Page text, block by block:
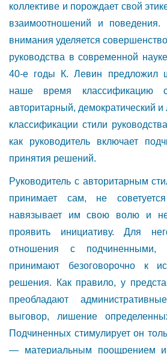
коллективе и порождает свой
взаимоотношений и
внимания уделяется
руководства в современной
40-е годы К. Левин предложил
наше время классификацию
авторитарный, демократический
классификации стили
как руководитель включает
принятия решений.
Руководитель с авторитарным
принимает сам, не
навязывает им свою волю и
проявить инициативу. Для
отношения с
принимают безоговорочно к
решения. Как правило, у
преобладают
выговор, лишение
Подчиненных стимулирует он
— материальным поощрением и